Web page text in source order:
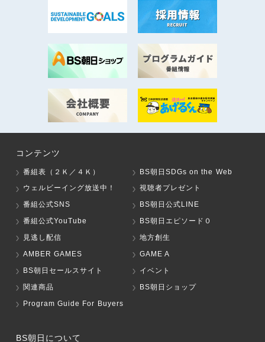
コンテンツ
番組表（２Ｋ／４Ｋ）
BS朝日SDGs on the Web
ウェルビーイング放送中！
視聴者プレゼント
番組公式SNS
BS朝日公式LINE
番組公式YouTube
BS朝日エピソード０
見逃し配信
地方創生
AMBER GAMES
GAME A
BS朝日セールスサイト
イベント
関連商品
BS朝日ショップ
Program Guide For Buyers
BS朝日について